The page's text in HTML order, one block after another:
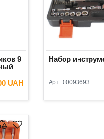
9
UAH
Набор
Арт.: 00093693